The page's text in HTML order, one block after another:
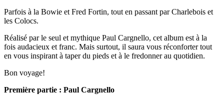
Parfois à la Bowie et Fred Fortin, tout en passant par Charlebois et
les Colocs.
Réalisé par le seul et mythique Paul Cargnello, cet album est à la
fois audacieux et franc. Mais surtout, il saura vous réconforter tout
en vous inspirant à taper du pieds et à le fredonner au quotidien.
Bon voyage!
Première partie : Paul Cargnello